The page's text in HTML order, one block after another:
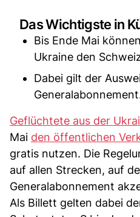
Das Wichtigste in
Bis Ende Mai
Ukraine den
Dabei gilt der
Geflüchtete aus der
Mai den öffentlichen
gratis nutzen. Die
auf allen Strecken, auf
Generalabonnement
Als Billett gelten dabei